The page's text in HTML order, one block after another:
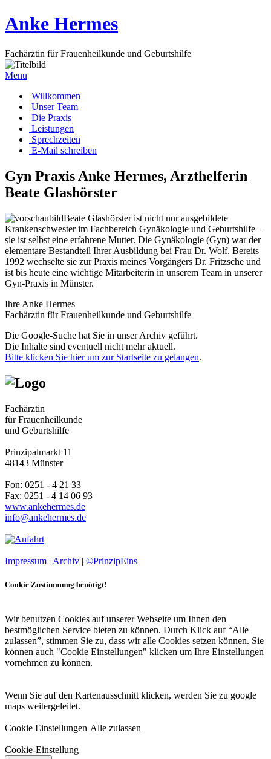
Anke Hermes
Fachärztin für Frauenheilkunde und Geburtshilfe
Menu
Willkommen
Unser Team
Die Praxis
Leistungen
Sprechzeiten
E-Mail schreiben
Gyn Praxis Anke Hermes, Arzthelferin
Beate Glashörster
Beate Glashörster ist nicht nur ausgebildete
Krankenschwester im Fachbereich Gynäkologie und Geburtshilfe –
sie ist selbst eine erfahrene Mutter. Die Gynäkologie (Gyn) war der
elementare Bestandteil Ihrer Ausbildung bei Frau Dr. Wolf. Bereits
1992 wechselte sie zur Praxis meines Vorgängers Dr. Fritzsche und
ist bis heute eine wichtige Mitarbeiterin in unserem Team in unserer
Gyn-Praxis in Münster.
Ihre Anke Hermes
Fachärztin für Frauenheilkunde und Geburtshilfe
Die Google-Suche hat Sie in unser Archiv geführt.
Die Inhalte sind eventuell nicht mehr aktuell.
Bitte klicken Sie hier um zur Startseite zu gelangen.
Fachärztin
für Frauenheilkunde
und Geburtshilfe
Prinzipalmarkt 11
48143 Münster
Fon: 0251 - 4 21 33
Fax: 0251 - 4 14 06 93
www.ankehermes.de
info@ankehermes.de
Impressum | Archiv | ©PrinzipEins
Cookie Zustimmung benötigt!
Wir benutzen Cookies auf unserer Webseite um Ihnen den
bestmöglichen Service bieten zu können. Durch Klick auf “Alle
zulassen”, stimmen Sie zu, dass wir alle Cookies setzen können. Sie
können auch "Cookie Einstellungen" klicken um Ihre Einstellungen
vornehmen zu können.
Wenn Sie auf den Kartenausschnitt klicken, werden Sie zu google
maps weitergeleitet.
Cookie Einstellungen Alle zulassen
Cookie-Einstellung